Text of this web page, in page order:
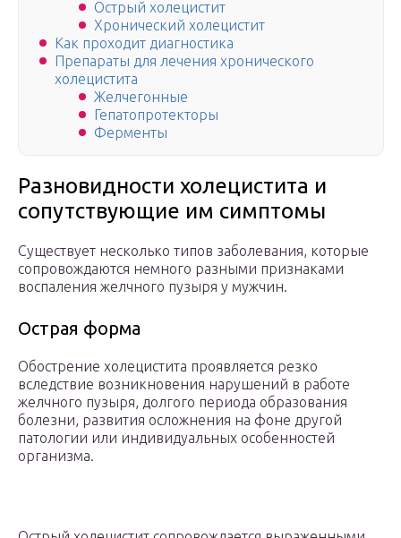
Острый холецистит
Хронический холецистит
Как проходит диагностика
Препараты для лечения хронического
холецистита
Желчегонные
Гепатопротекторы
Ферменты
Разновидности холецистита и
сопутствующие им симптомы
Существует несколько типов заболевания, которые
сопровождаются немного разными признаками
воспаления желчного пузыря у мужчин.
Острая форма
Обострение холецистита проявляется резко
вследствие возникновения нарушений в работе
желчного пузыря, долгого периода образования
болезни, развития осложнения на фоне другой
патологии или индивидуальных особенностей
организма.